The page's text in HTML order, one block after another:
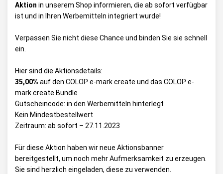
Aktion in unserem Shop informieren, die ab sofort verfügbar
ist und in Ihren Werbemitteln integriert wurde!
Verpassen Sie nicht diese Chance und binden Sie sie schnell
ein.
Hier sind die Aktionsdetails:
35,00% auf den COLOP e-mark create und das COLOP e-
mark create Bundle
Gutscheincode: in den Werbemitteln hinterlegt
Kein Mindestbestellwert
Zeitraum: ab sofort – 27.11.2023
Für diese Aktion haben wir neue Aktionsbanner
bereitgestellt, um noch mehr Aufmerksamkeit zu erzeugen.
Sie sind herzlich eingeladen, diese zu verwenden.